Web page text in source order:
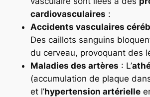
cardiovasculaires :
Accidents vasculaires
Des caillots sanguins
du cerveau, provoquant des
Maladies des artères : L’
(accumulation de plaque
et l’hypertension artérielle